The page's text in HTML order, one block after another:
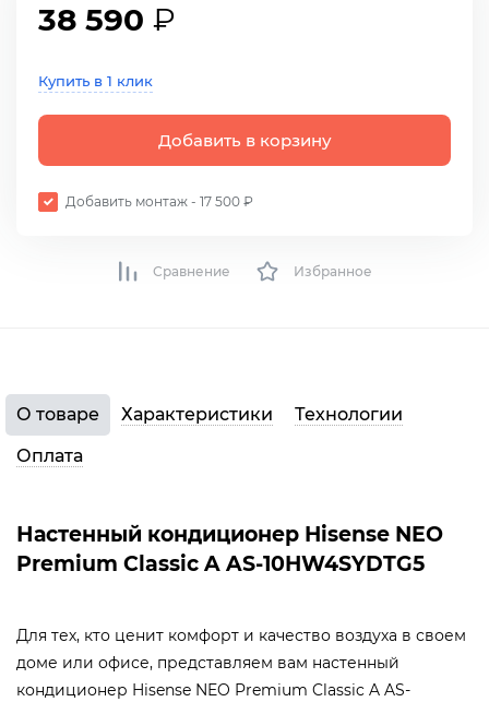
38 590 ₽
Купить в 1 клик
Добавить в корзину
Добавить монтаж - 17 500 ₽
Сравнение Избранное
О товаре Характеристики
Технологии
Оплата
Настенный кондиционер Hisense NEO
Premium Classic A AS-10HW4SYDTG5
Для тех, кто ценит комфорт и качество воздуха в своем
доме или офисе, представляем вам настенный
кондиционер Hisense NEO Premium Classic A AS-